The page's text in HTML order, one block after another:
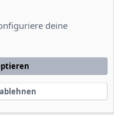
XenForo Ltd.
deine